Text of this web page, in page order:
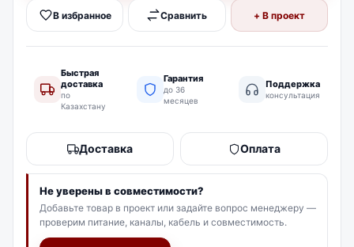
В наличии
55797₸
В избранное Сравнить + В проект
Быстрая
доставка
по
Казахстану
Гарантия
до 36
месяцев
Поддержка
консультация
Доставка Оплата
Не уверены в совместимости?
Добавьте товар в проект или задайте вопрос менеджеру —
проверим питание, каналы, кабель и совместимость.